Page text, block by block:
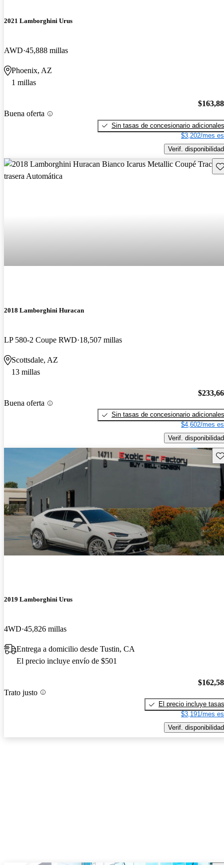
2021 Lamborghini Urus
AWD 45,888 millas
Phoenix, AZ
1 millas
Buena oferta
Sin tasas de concesionario adicionales
$3,202/mes
Verif. disponibilidad
2018 Lamborghini Huracan
LP 580-2 Coupe RWD 18,507 millas
Scottsdale, AZ
13 millas
Buena oferta
Sin tasas de concesionario adicionales
$4,602/mes
Verif. disponibilidad
2019 Lamborghini Urus
4WD 45,826 millas
Entrega a domicilio desde Tustin, CA
El precio incluye envío de $501
Trato justo
El precio incluye tasas
$3,191/mes
Verif. disponibilidad